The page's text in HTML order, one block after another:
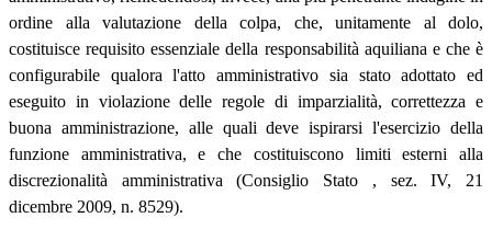
ordine alla valutazione della colpa, che, unitamente al dolo,
costituisce requisito essenziale della responsabilità aquiliana e che è
configurabile qualora l'atto amministrativo sia stato adottato ed
eseguito in violazione delle regole di imparzialità, correttezza e
buona amministrazione, alle quali deve ispirarsi l'esercizio della
funzione amministrativa, e che costituiscono limiti esterni alla
discrezionalità amministrativa (Consiglio Stato , sez. IV, 21
dicembre 2009, n. 8529).